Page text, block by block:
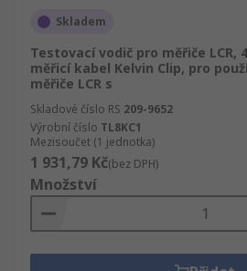
Skladem
Testovací vodič pro měřiče LCR,
měřicí kabel Kelvin Clip, pro
měřiče LCR s
Skladové číslo RS 209-9652
Výrobní číslo TL8KC1
Mezisoučet (1 jednotka)
1 931,79 Kč(bez DPH)
Množství